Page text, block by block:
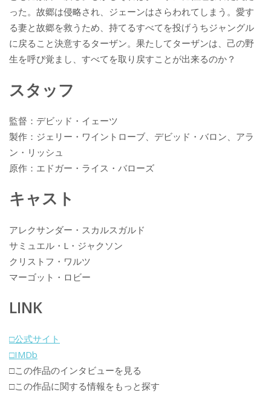
った。故郷は侵略され、ジェーンはさらわれてしまう。愛す
る妻と故郷を救うため、持てるすべてを投げうちジャングル
に戻ること決意するターザン。果たしてターザンは、己の野
生を呼び覚まし、すべてを取り戻すことが出来るのか？
スタッフ
監督：デビッド・イェーツ
製作：ジェリー・ワイントローブ、デビッド・バロン、アラ
ン・リッシュ
原作：エドガー・ライス・バローズ
キャスト
アレクサンダー・スカルスガルド
サミュエル・L・ジャクソン
クリストフ・ワルツ
マーゴット・ロビー
LINK
□公式サイト
□IMDb
□この作品のインタビューを見る
□この作品に関する情報をもっと探す